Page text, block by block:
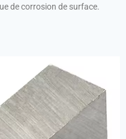
de corrosion de surface.